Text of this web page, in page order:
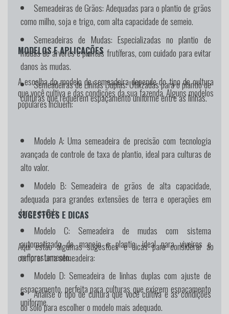
Semeadeiras de Grãos:Adequadas para o plantio de grãos
como milho, soja e trigo, com alta capacidade de semeio.
Semeadeiras de Mudas: Especializadas no plantio de
mudas de árvores e plantas frutíferas, com cuidado para evitar
danos às mudas.
Semeadeiras de Linhas Duplas:Utilizadas para o plantio de
culturas que requerem espaçamento uniforme entre as linhas.
MODELOS E APLICAÇÕES
A escolha do modelo de semeadeira depende do tipo de cultura
que você cultiva e das condições da sua fazenda. Alguns modelos
populares incluem:
Modelo A: Uma semeadeira de precisão com tecnologia
avançada de controle de taxa de plantio, ideal para culturas de
alto valor.
Modelo B: Semeadeira de grãos de alta capacidade,
adequada para grandes extensões de terra e operações em
larga escala.
Modelo C: Semeadeira de mudas com sistema
automatizado de manejo e plantio, ideal para viveiros e
reflorestamento.
Modelo D: Semeadeira de linhas duplas com ajuste de
espaçamento, perfeita para culturas que exigem espaçamento
uniforme.
SUGESTÕES E DICAS
Aqui estão algumas sugestões e dicas para considerar ao
comprar uma semeadeira:
Analise o tipo de cultura que você cultiva e as condições
do solo para escolher o modelo mais adequado.